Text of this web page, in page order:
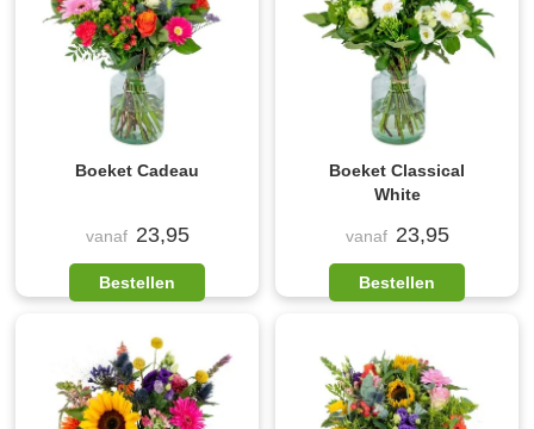
Boeket Cadeau
vanaf 23,95
Bestellen
Boeket Classical
White
vanaf 23,95
Bestellen